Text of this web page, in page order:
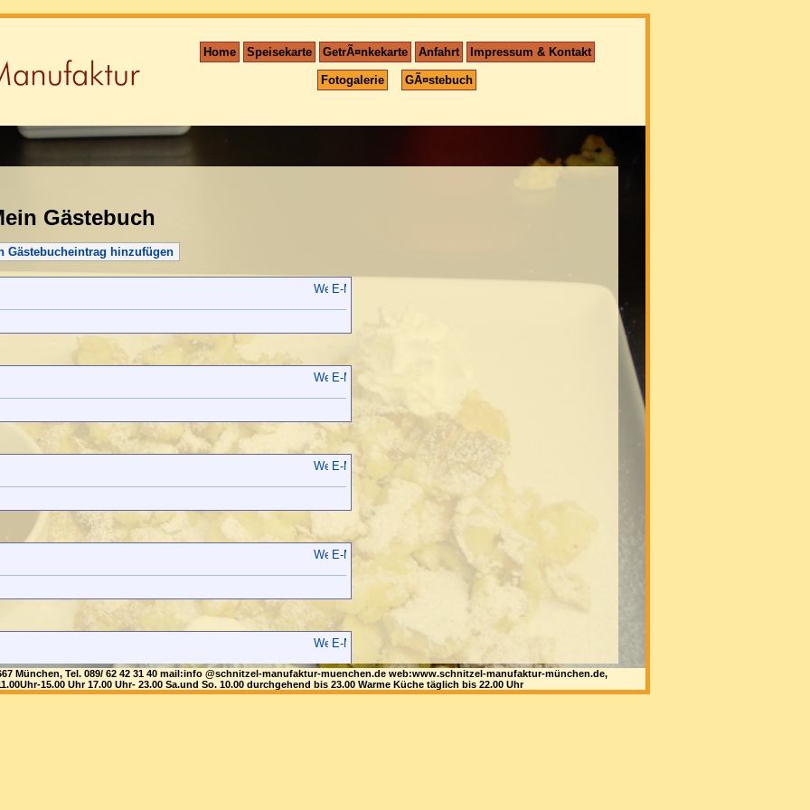
Home Speisekarte GetrÃ¤nkekarte Anfahrt Impressum & Kontakt
Fotogalerie GÃ¤stebuch
Gästebuch
Gästebucheintrag hinzufügen
München, Tel. 089/ 62 42 31 40 mail:info @schnitzel-manufaktur-muenchen.de web:www.schnitzel-manufaktur-münchen.de,
15.00 Uhr 17.00 Uhr- 23.00 Sa.und So. 10.00 durchgehend bis 23.00 Warme Küche täglich bis 22.00 Uhr